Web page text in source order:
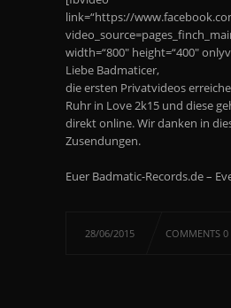
link=“https://
width=“800″ height=“400″
Liebe Badmaticer,
die ersten Privatvideos
Ruhr in Love 2k15 und diese
direkt online. Wir danken in
Zusendungen.
Euer Badmatic-Records.de –
28/06/2015 COMMENTS 0